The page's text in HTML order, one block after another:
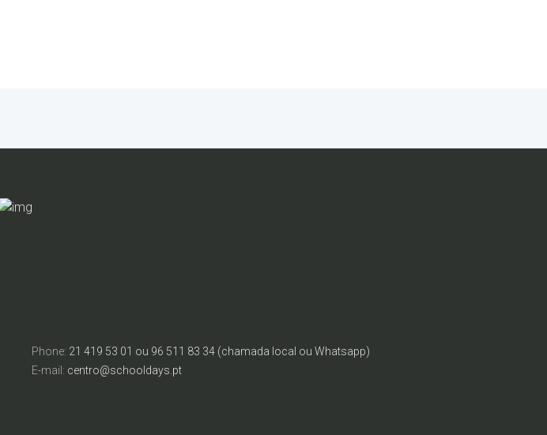
Phone: 21 419 53 01 ou 96 511 83 34 (chamada local ou Whatsapp)
E-mail: centro@schooldays.pt